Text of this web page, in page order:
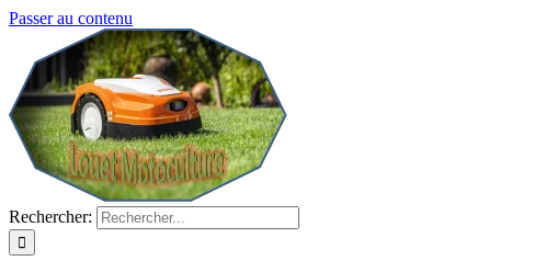
Passer au contenu
Rechercher: